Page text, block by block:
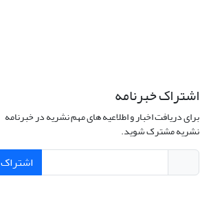
اشتراک خبرنامه
برای دریافت اخبار و اطلاعیه های مهم نشریه در خبرنامه
نشریه مشترک شوید.
اشتراک